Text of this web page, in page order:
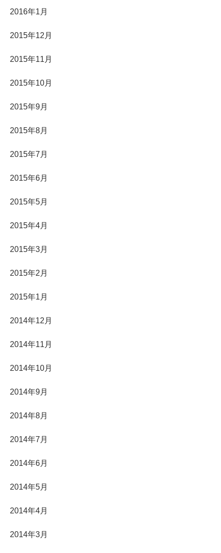
2016年1月
2015年12月
2015年11月
2015年10月
2015年9月
2015年8月
2015年7月
2015年6月
2015年5月
2015年4月
2015年3月
2015年2月
2015年1月
2014年12月
2014年11月
2014年10月
2014年9月
2014年8月
2014年7月
2014年6月
2014年5月
2014年4月
2014年3月